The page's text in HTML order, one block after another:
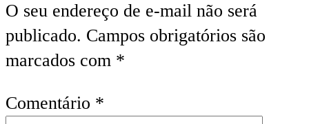
O seu endereço de e-mail não será
publicado. Campos obrigatórios são
marcados com *
Comentário *